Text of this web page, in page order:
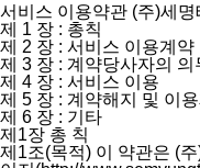
서비스 이용약관 (주)세
제 1 장 : 총칙
제 2 장 : 서비스 이용계약
제 3 장 : 계약당사자의 의
제 4 장 : 서비스 이용
제 5 장 : 계약해지 및 이
제 6 장 : 기타
제1장 총 칙
제1조(목적) 이 약관은 (